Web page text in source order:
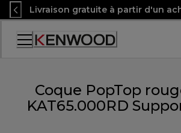
Skip
to
Content
Livraison gratuite à partir d'un
Accessibility
Coque PopTop
KAT65.000RD